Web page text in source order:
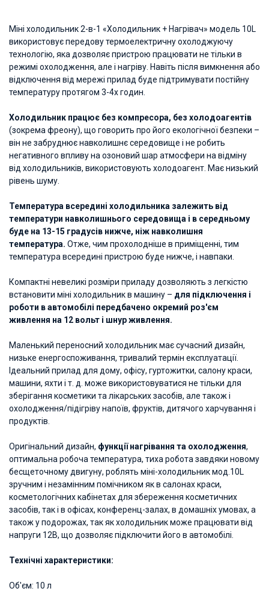
Міні холодильник 2-в-1 «Холодильник + Нагрівач» модель 10L
використовує передову термоелектричну охолоджуючу
технологію, яка дозволяє пристрою працювати не тільки в
режимі охолодження, але і нагріву. Навіть після вимкнення або
відключення від мережі прилад буде підтримувати постійну
температуру протягом 3-4х годин.
Холодильник працює без компресора, без холодоагентів
(зокрема фреону), що говорить про його екологічної безпеки –
він не забруднює навколишнє середовище і не робить
негативного впливу на озоновий шар атмосфери на відміну
від холодильників, використовують холодоагент. Має низький
рівень шуму.
Температура всередині холодильника залежить від
температури навколишнього середовища і в середньому
буде на 13-15 градусів нижче, ніж навколишня
температура. Отже, чим прохолодніше в приміщенні, тим
температура всередині пристрою буде нижче, і навпаки.
Компактні невеликі розміри приладу дозволяють з легкістю
встановити міні холодильник в машину – для підключення і
роботи в автомобілі передбачено окремий роз'єм
живлення на 12 вольт і шнур живлення.
Маленький переносний холодильник має сучасний дизайн,
низьке енергоспоживання, тривалий термін експлуатації.
Ідеальний прилад для дому, офісу, гуртожитки, салону краси,
машини, яхти і т. д. може використовуватися не тільки для
зберігання косметики та лікарських засобів, але також і
охолодження/підігріву напоїв, фруктів, дитячого харчування і
продуктів.
Оригінальний дизайн, функції нагрівання та охолодження,
оптимальна робоча температура, тиха робота завдяки новому
бесщеточному двигуну, роблять міні-холодильник мод.10L
зручним і незамінним помічником як в салонах краси,
косметологічних кабінетах для збереження косметичних
засобів, так і в офісах, конференц-залах, в домашніх умовах, а
також у подорожах, так як холодильник може працювати від
напруги 12В, що дозволяє підключити його в автомобілі.
Технічні характеристики:
Об'єм: 10 л